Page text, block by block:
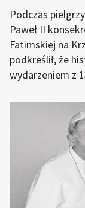
Podczas
Paweł II
Fatimskiej na
podkreślił, że
wydarzeniem z